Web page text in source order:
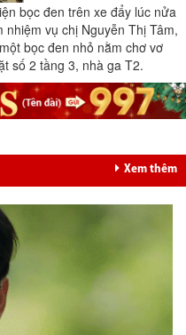
bọc đen trên xe đẩy lúc nửa
vụ chị Nguyễn Thị Tâm,
bọc đen nhỏ nằm chơ vơ
số 2 tầng 3, nhà ga T2.
Xem thêm